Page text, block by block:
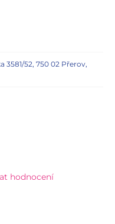
3581/52, 750 02 Přerov,
hodnocení